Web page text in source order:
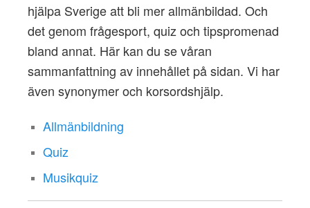
hjälpa Sverige att bli mer allmänbildad. Och
det genom frågesport, quiz och tipspromenad
bland annat. Här kan du se våran
sammanfattning av innehållet på sidan. Vi har
även synonymer och korsordshjälp.
Allmänbildning
Quiz
Musikquiz